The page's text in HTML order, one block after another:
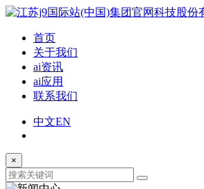
首页
关于我们
ai资讯
ai应用
联系我们
中文EN
×